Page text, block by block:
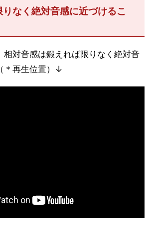
なく絶対音感に近づけるこ
相対音感は鍛えれば限りなく絶対音
＊再生位置）↓